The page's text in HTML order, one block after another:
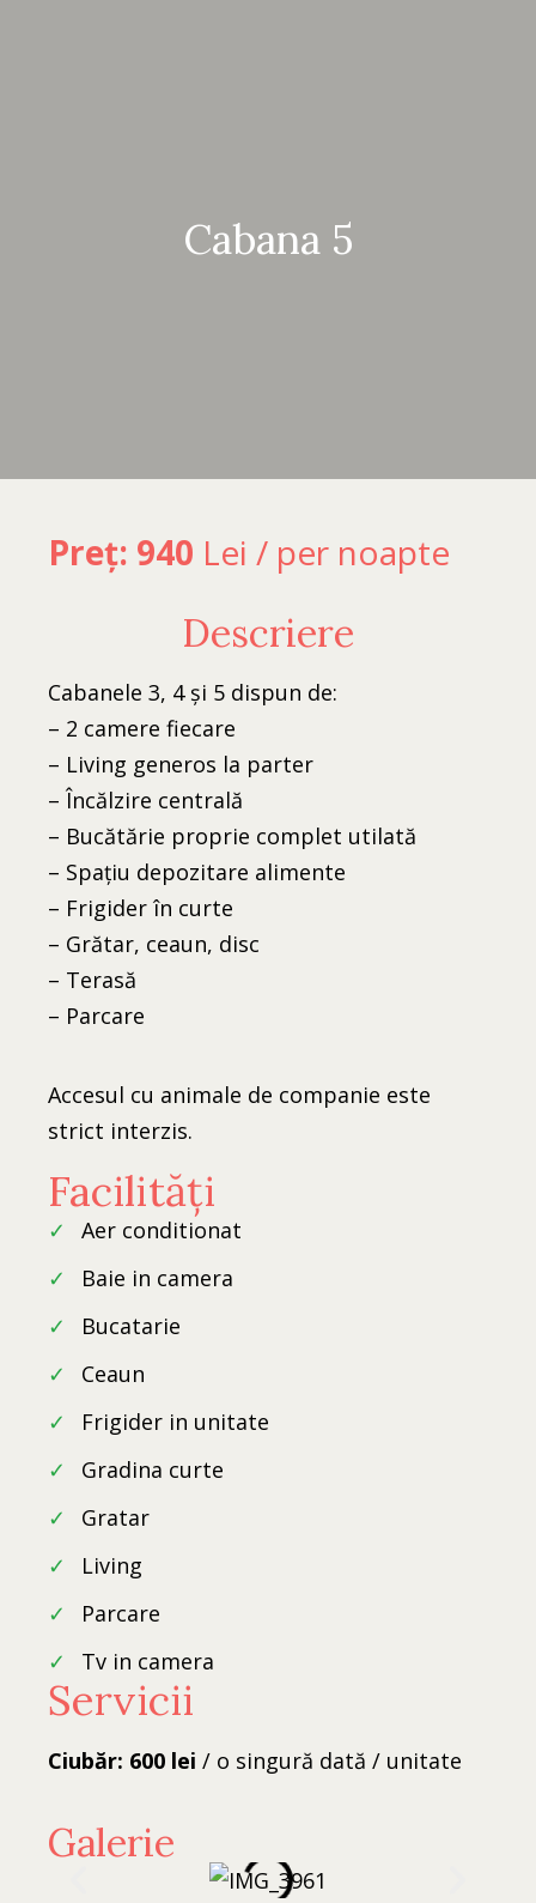
Cabana 5
Preț: 940 Lei / per noapte
Descriere
Cabanele 3, 4 și 5 dispun de:
– 2 camere fiecare
– Living generos la parter
– Încălzire centrală
– Bucătărie proprie complet utilată
– Spațiu depozitare alimente
– Frigider în curte
– Grătar, ceaun, disc
– Terasă
– Parcare
Accesul cu animale de companie este
strict interzis.
Facilități
✓
aer conditionat
✓
baie in camera
✓
bucatarie
✓
ceaun
✓
frigider in unitate
✓
gradina curte
✓
gratar
✓
living
✓
parcare
✓
tv in camera
Servicii
Ciubăr: 600 lei / o singură dată / unitate
Galerie
Acasa
Restaurant
Cazari
Drumul Putineilor 160, Costești-Deal 337328
Ne găsești la 0724 072 375
contact@cazarecostesti.ro